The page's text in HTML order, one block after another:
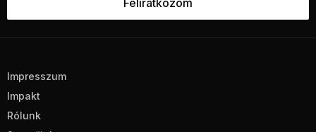
Impresszum
Impakt
Rólunk